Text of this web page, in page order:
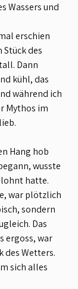
Wassers und
erschien
Stück des
Dann
kühl, das
während ich
Mythos im
Hang hob
wusste
hatte.
war plötzlich
sondern
Das
ergoss, war
des Wetters.
sich alles